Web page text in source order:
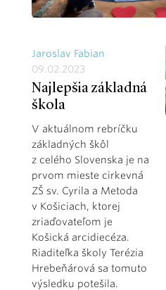
Jaroslav Fabian
09.02.2023
Najlepšia základná
škola
V aktuálnom rebríčku
základných škôl
z celého Slovenska je na
prvom mieste cirkevná
ZŠ sv. Cyrila a Metoda
v Košiciach, ktorej
zriaďovateľom je
Košická arcidiecéza.
Riaditeľka školy Terézia
Hrebeňárová sa tomuto
výsledku potešila.